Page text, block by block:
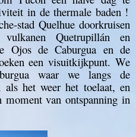
in de thermale baden !
stad Quelhue doorkruisen
Quetrupillán en
Ojos de Caburgua en de
een visuitkijkpunt. We
waar we langs de
als het weer het toelaat, en
moment van ontspanning in